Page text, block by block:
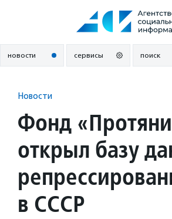
новости сервисы поиск
Новости
Фонд
открыл базу
в СССР